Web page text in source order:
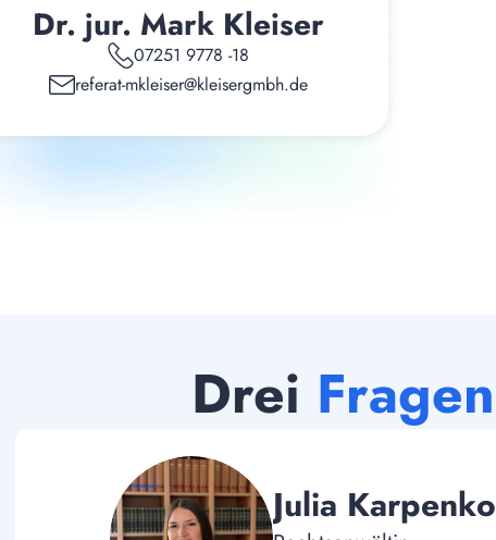
Dr. jur. Mark Kleiser
07251 9778 -18
referat-mkleiser@kleisergmbh.de
Drei Fragen
Julia